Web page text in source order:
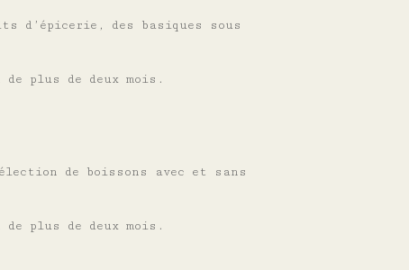
d’épicerie, des basiques sous
plus de deux mois.
de boissons avec et sans
plus de deux mois.